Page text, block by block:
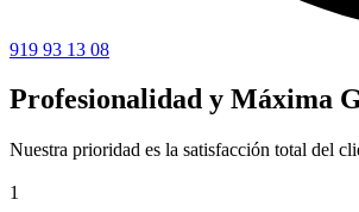
919 93 13 08
Profesionalidad y Máxima
Nuestra prioridad es la satisfacción total del
1